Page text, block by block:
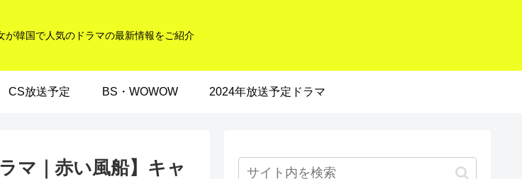
が韓国で人気のドラマの最新情報をご紹介
CS放送予定 BS・WOWOW 2024年放送予定ドラマ
マ｜赤い風船】キャ